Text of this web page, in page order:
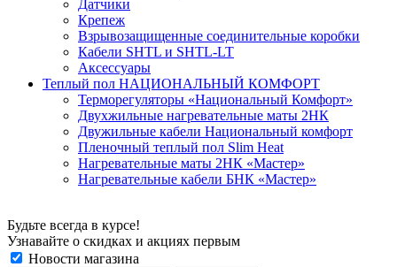
Датчики
Крепеж
Взрывозащищенные соединительные коробки
Кабели SHTL и SHTL-LT
Аксессуары
Теплый пол НАЦИОНАЛЬНЫЙ КОМФОРТ
Терморегуляторы «Национальный Комфорт»
Двухжильные нагревательные маты 2НК
Двужильные кабели Национальный комфорт
Пленочный теплый пол Slim Heat
Нагревательные маты 2НК «Мастер»
Нагревательные кабели БНК «Мастер»
Будьте всегда в курсе!
Узнавайте о скидках и акциях первым
Новости магазина